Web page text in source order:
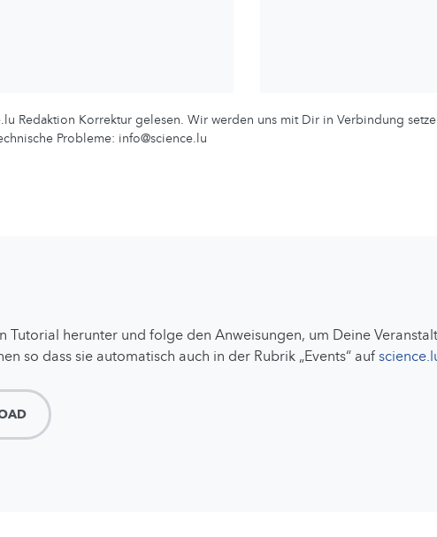
Redaktion Korrektur gelesen. Wir werden uns mit Dir in Verbindung
Probleme: info@science.lu
Tutorial herunter und folge den Anweisungen, um Deine
so dass sie automatisch auch in der Rubrik „Events“ auf